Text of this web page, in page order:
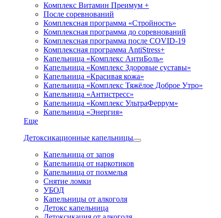
Комплекс Витамин Преимум +
После соревнований
Комплексная программа «Стройность»
Комплексная программа до соревнований
Комплексная программа после COVID-19
Комплексная программа AntiStress+
Капельница «Комплекс АнтиБоль»
Капельница «Комплекс Здоровые суставы»
Капельница «Красивая кожа»
Капельница «Комплекс Тяжёлое Доброе Утро»
Капельница «Антистресс»
Капельница «Комплекс УльтраФеррум»
Капельница «Энергия»
Еще
Детоксикационные капельницы
Капельница от запоя
Капельница от наркотиков
Капельница от похмелья
Снятие ломки
УБОД
Капельницы от алкоголя
Детокс капельница